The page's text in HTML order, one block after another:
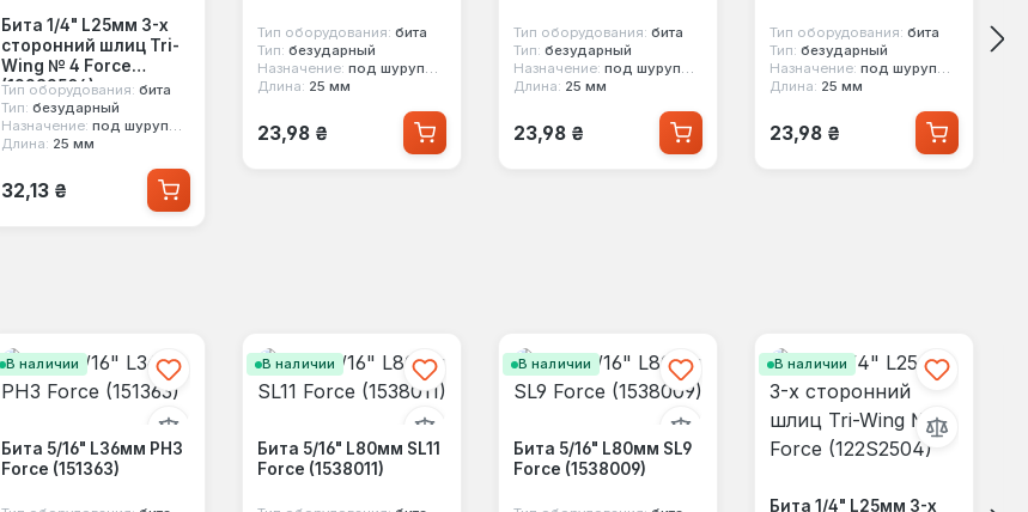
Бита 1/4" L25мм 3-х
сторонний шлиц Tri-
Wing № 4 Force
(122S2504)
Тип оборудования: бита
Тип: безударный
Назначение: под шуруповерт
Длина: 25 мм
Обычная цена:
32,13 ₴
Тип оборудования: бита
Тип: безударный
Назначение: под шуруповерт
Длина: 25 мм
Обычная цена:
23,98 ₴
Тип оборудования: бита
Тип: безударный
Назначение: под шуруповерт
Длина: 25 мм
Обычная цена:
23,98 ₴
Тип оборудования: бита
Тип: безударный
Назначение: под шуруповерт
Длина: 25 мм
Обычная цена:
23,98 ₴
В наличии
Бита 5/16" L36мм PH3
Force (151363)
В наличии
Бита 5/16" L80мм SL11
Force (1538011)
В наличии
Бита 5/16" L80мм SL9
Force (1538009)
В наличии
Бита 1/4" L25мм 3-х